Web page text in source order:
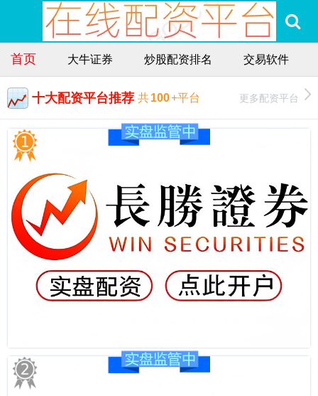
首页 大牛证券 炒股配资排名 交易软件
十大配资平台推荐 共100+平台 更多配资平台